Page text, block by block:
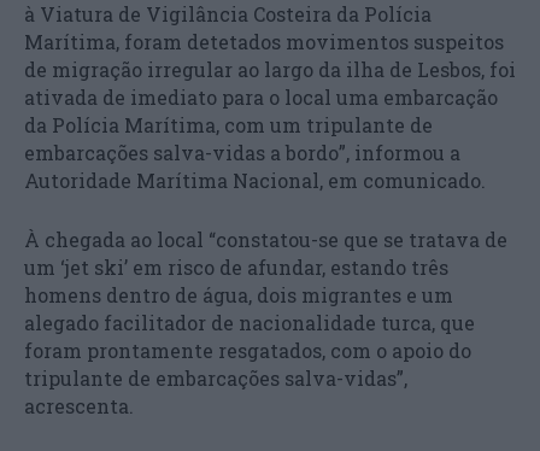
à Viatura de Vigilância Costeira da Polícia
Marítima, foram detetados movimentos suspeitos
de migração irregular ao largo da ilha de Lesbos, foi
ativada de imediato para o local uma embarcação
da Polícia Marítima, com um tripulante de
embarcações salva-vidas a bordo”, informou a
Autoridade Marítima Nacional, em comunicado.
À chegada ao local “constatou-se que se tratava de
um ‘jet ski’ em risco de afundar, estando três
homens dentro de água, dois migrantes e um
alegado facilitador de nacionalidade turca, que
foram prontamente resgatados, com o apoio do
tripulante de embarcações salva-vidas”,
acrescenta.